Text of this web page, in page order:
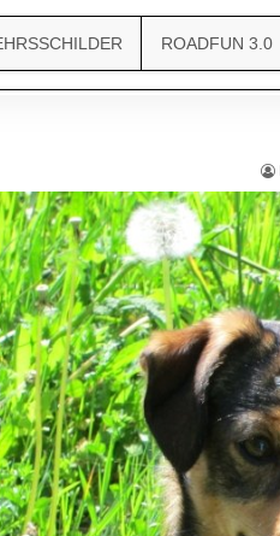
ROADFUN 3.0